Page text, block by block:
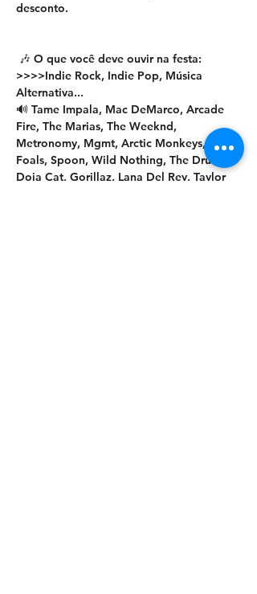
desconto.
🎶 O que você deve ouvir na festa:
>>>>Indie Rock, Indie Pop, Música
Alternativa...
🔊 Tame Impala, Mac DeMarco, Arcade
Fire, The Marias, The Weeknd,
Metronomy, Mgmt, Arctic Monkeys,
Foals, Spoon, Wild Nothing, The Drums,
Doja Cat, Gorillaz, Lana Del Rey, Taylor